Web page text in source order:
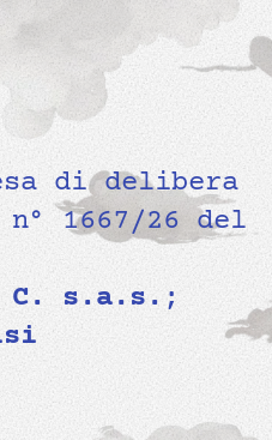
di delibera
1667/26 del
C. s.a.s. ;